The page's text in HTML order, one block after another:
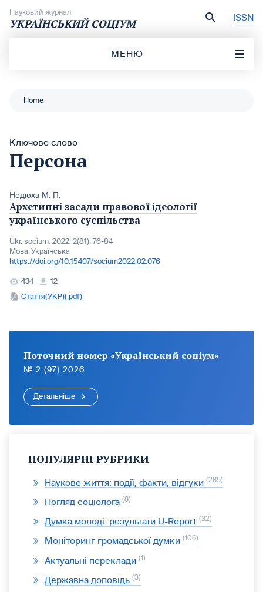
Науковий журнал
УКРАЇНСЬКИЙ СОЦІУМ ISSN
МЕНЮ
Home
Ключове слово
Персона
Недюха М. П.
Архетипні засади правової ідеології
українського суспільства
Ukr. socìum, 2022, 2(81): 76-84
Мова:Українська
https://doi.org/10.15407/socium2022.02.076
434
12
Стаття(УКР)(.pdf)
Поточний номер «Український соціум»
№ 2 (97) 2026
Детальніше
ПОПУЛЯРНІ РУБРИКИ
Наукове життя: події, факти, відгуки 285
Погляд соціолога 8
Думка молоді: результати U-Report 32
Моніторинг громадської думки 106
Актуальні переклади 1
Державна доповідь 3